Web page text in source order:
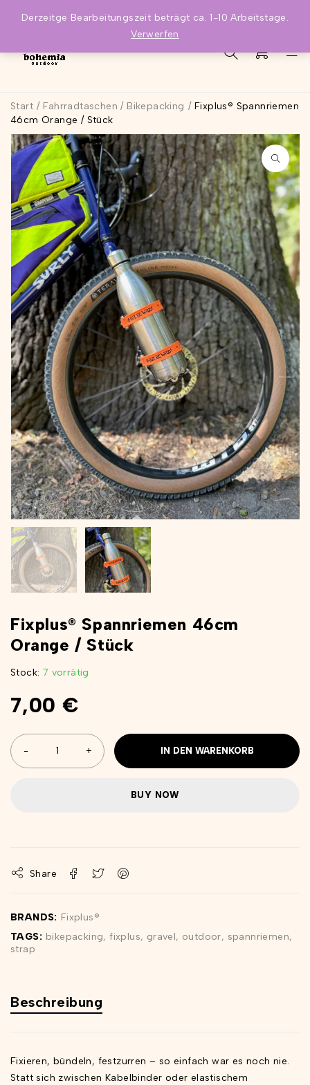
Derzeitge Bearbeitungszeit beträgt ca. 1-10 Arbeitstage.
Verwerfen
Start / Fahrradtaschen / Bikepacking / Fixplus® Spannriemen
46cm Orange / Stück
Fixplus® Spannriemen 46cm
Orange / Stück
Stock: 7 vorrätig
7,00 €
IN DEN WARENKORB
BUY NOW
Share
BRANDS: Fixplus®
TAGS: bikepacking, fixplus, gravel, outdoor, spannriemen,
strap
Beschreibung
Fixieren, bündeln, festzurren – so einfach war es noch nie.
Statt sich zwischen Kabelbinder oder elastischem